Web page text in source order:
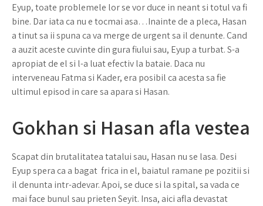
Eyup, toate problemele lor se vor duce in neant si totul va fi
bine. Dar iata ca nu e tocmai asa…Inainte de a pleca, Hasan
a tinut sa ii spuna ca va merge de urgent sa il denunte. Cand
a auzit aceste cuvinte din gura fiului sau, Eyup a turbat. S-a
apropiat de el si l-a luat efectiv la bataie. Daca nu
interveneau Fatma si Kader, era posibil ca acesta sa fie
ultimul episod in care sa apara si Hasan.
Gokhan si Hasan afla vestea
Scapat din brutalitatea tatalui sau, Hasan nu se lasa. Desi
Eyup spera ca a bagat frica in el, baiatul ramane pe pozitii si
il denunta intr-adevar. Apoi, se duce si la spital, sa vada ce
mai face bunul sau prieten Seyit. Insa, aici afla devastat